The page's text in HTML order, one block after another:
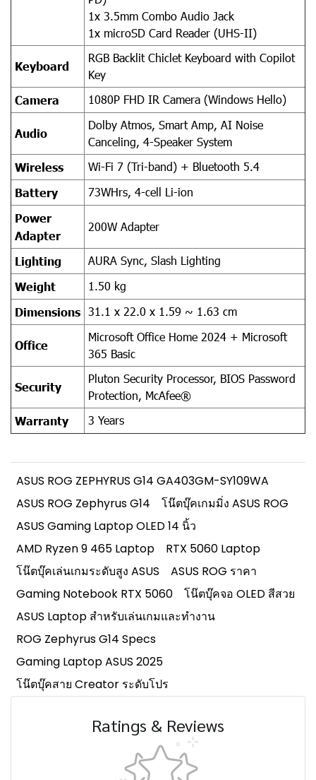
1x 3.5mm Combo Audio Jack
1x microSD Card Reader (UHS-II)
Keyboard
RGB Backlit Chiclet Keyboard with Copilot
Key
Camera 1080P FHD IR Camera (Windows Hello)
Audio
Dolby Atmos, Smart Amp, AI Noise
Canceling, 4-Speaker System
Wireless Wi-Fi 7 (Tri-band) + Bluetooth 5.4
Battery 73WHrs, 4-cell Li-ion
Power
Adapter
200W Adapter
Lighting AURA Sync, Slash Lighting
Weight 1.50 kg
Dimensions 31.1 x 22.0 x 1.59 ~ 1.63 cm
Office
Microsoft Office Home 2024 + Microsoft
365 Basic
Security
Pluton Security Processor, BIOS Password
Protection, McAfee®
Warranty 3 Years
ASUS ROG ZEPHYRUS G14 GA403GM-SY109WA
ASUS ROG Zephyrus G14
โน๊ตบุ๊คเกมมิ่ง ASUS ROG
ASUS Gaming Laptop OLED 14 นิ้ว
AMD Ryzen 9 465 Laptop
RTX 5060 Laptop
โน๊ตบุ๊คเล่นเกมระดับสูง ASUS
ASUS ROG ราคา
Gaming Notebook RTX 5060
โน๊ตบุ๊คจอ OLED สีสวย
ASUS Laptop สำหรับเล่นเกมและทำงาน
ROG Zephyrus G14 Specs
Gaming Laptop ASUS 2025
โน๊ตบุ๊คสาย Creator ระดับโปร
Ratings & Reviews